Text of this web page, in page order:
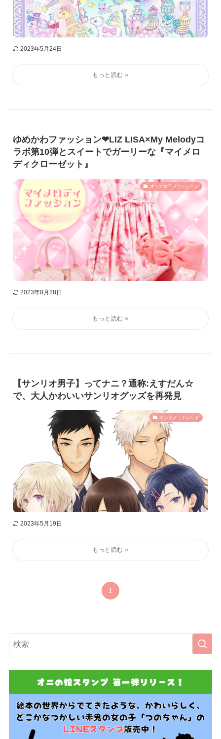
2023年5月24日
ゆめかわファッション❤︎LIZ LISA×My Melodyコ
ラボ第10弾とスイートでガーリーな『マイメロ
ディクローゼット』
オトナ女子ファッション
2023年8月28日
【サンリオ男子】ってナニ？通称:えすだん☆
で、大人かわいいサンリオグッズを再発見
エンタメ・トレンド
2023年5月19日
1